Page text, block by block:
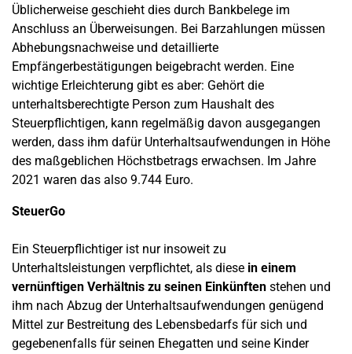
Üblicherweise geschieht dies durch Bankbelege im
Anschluss an Überweisungen. Bei Barzahlungen müssen
Abhebungsnachweise und detaillierte
Empfängerbestätigungen beigebracht werden. Eine
wichtige Erleichterung gibt es aber: Gehört die
unterhaltsberechtigte Person zum Haushalt des
Steuerpflichtigen, kann regelmäßig davon ausgegangen
werden, dass ihm dafür Unterhaltsaufwendungen in Höhe
des maßgeblichen Höchstbetrags erwachsen. Im Jahre
2021 waren das also 9.744 Euro.
SteuerGo
Ein Steuerpflichtiger ist nur insoweit zu
Unterhaltsleistungen verpflichtet, als diese in einem
vernünftigen Verhältnis zu seinen Einkünften stehen und
ihm nach Abzug der Unterhaltsaufwendungen genügend
Mittel zur Bestreitung des Lebensbedarfs für sich und
gegebenenfalls für seinen Ehegatten und seine Kinder